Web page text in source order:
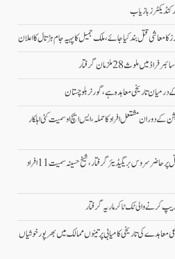
کنڈیکٹرز بازیاب
معاشی قتل بند کیا جائے، ملک جمیل کا پہیہ جام ہڑتال کا اعلان
ملوث 28 ملزمان گرفتار
تاریخی معاہدہ ہے، گورنر بلوچستان
مشتعل افراد کا حملہ، ایس ایچ او سمیت کئی اہلکار
بنگلہ دیش: سیاستدان کے مبینہ ماورائے عدالت قتل پر حاضر سروس بریگیڈیئر گرفتار، شیخ حسینہ سمیت 11 افراد
کرنے والی ٹک ٹاکر ماریہ گرفتار
کی تاریخی کامیابی پرتینوں ممالک میں بھرپورخوشیاں